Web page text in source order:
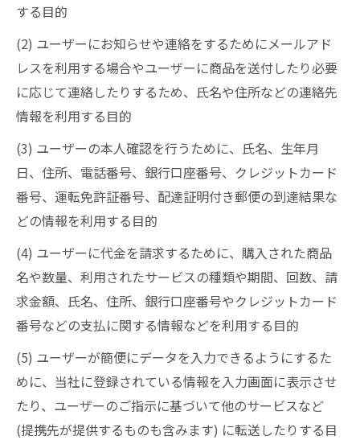
する目的
(2) ユーザーにお知らせや連絡をするためにメールアド
レスを利用する場合やユーザーに商品を送付したり必要
に応じて連絡したりするため、氏名や住所などの連絡先
情報を利用する目的
(3) ユーザーの本人確認を行うために、氏名、生年月
日、住所、電話番号、銀行口座番号、クレジットカード
番号、運転免許証番号、配達証明付き郵便の到達結果な
どの情報を利用する目的
(4) ユーザーに代金を請求するために、購入された商品
名や数量、利用されたサービスの種類や期間、回数、請
求金額、氏名、住所、銀行口座番号やクレジットカード
番号などの支払に関する情報などを利用する目的
(5) ユーザーが簡便にデータを入力できるようにするた
めに、当社に登録されている情報を入力画面に表示させ
たり、ユーザーのご指示に基づいて他のサービスなど
(提携先が提供するものも含みます) に転送したりする目